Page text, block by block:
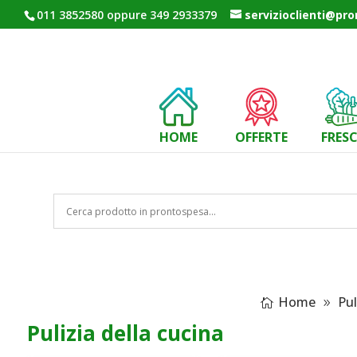
011 3852580 oppure 349 2933379
HOME OFFERTE
Home
Pulizia della cucina